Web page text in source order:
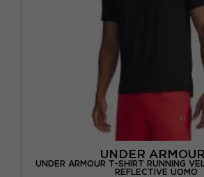
UNDER
UNDER ARMOUR T-SHIRT RUNNING
REFLECTIVE UOMO